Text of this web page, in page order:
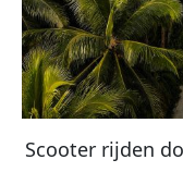
Scooter rijden